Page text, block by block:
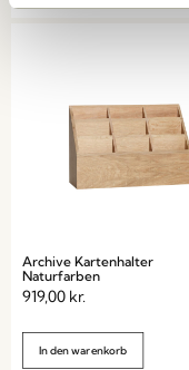
Archive Kartenhalter
Naturfarben
919,00 kr.
In den warenkorb